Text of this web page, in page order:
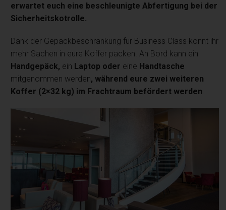
erwartet euch eine beschleunigte Abfertigung bei der
Sicherheitskotrolle.
Dank der Gepäckbeschränkung für Business Class könnt ihr
mehr Sachen in eure Koffer packen. An Bord kann ein
Handgepäck, ein Laptop oder eine Handtasche
mitgenommen werden, während eure zwei weiteren
Koffer (2×32 kg) im Frachtraum befördert werden